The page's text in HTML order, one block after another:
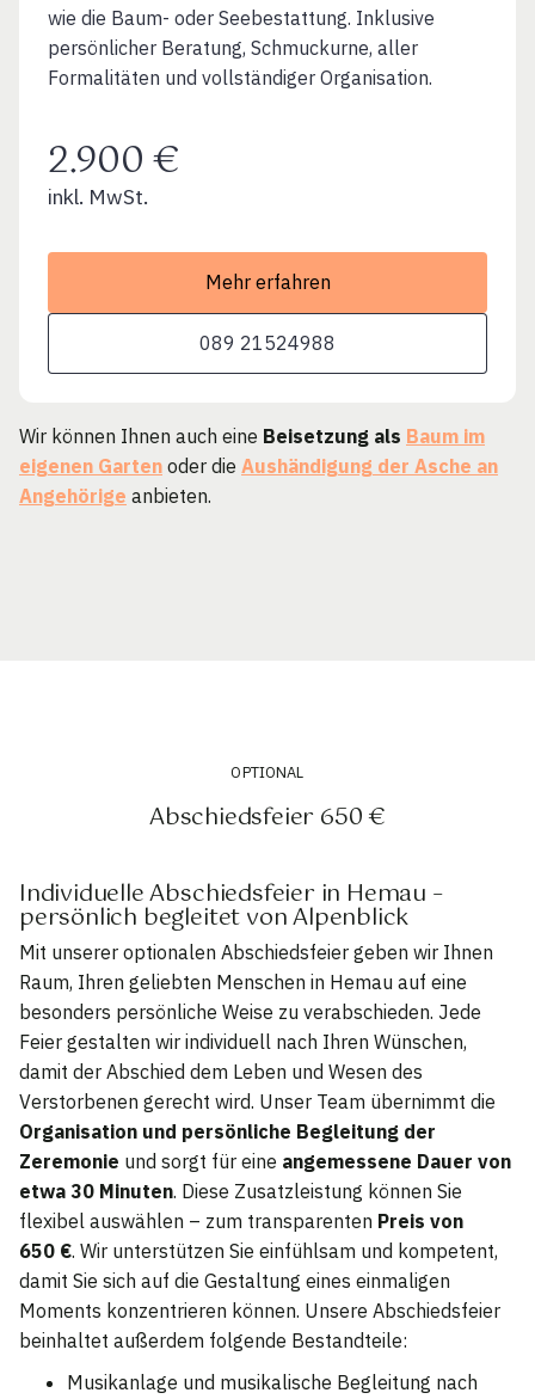
wie die Baum- oder Seebestattung. Inklusive
persönlicher Beratung, Schmuckurne, aller
Formalitäten und vollständiger Organisation.
2.900 €
inkl. MwSt.
Mehr erfahren
089 21524988
Wir können Ihnen auch eine Beisetzung als Baum im
eigenen Garten oder die Aushändigung der Asche an
Angehörige anbieten.
OPTIONAL
Abschiedsfeier 650 €
Individuelle Abschiedsfeier in Hemau –
persönlich begleitet von Alpenblick
Mit unserer optionalen Abschiedsfeier geben wir Ihnen
Raum, Ihren geliebten Menschen in Hemau auf eine
besonders persönliche Weise zu verabschieden. Jede
Feier gestalten wir individuell nach Ihren Wünschen,
damit der Abschied dem Leben und Wesen des
Verstorbenen gerecht wird. Unser Team übernimmt die
Organisation und persönliche Begleitung der
Zeremonie und sorgt für eine angemessene Dauer von
etwa 30 Minuten. Diese Zusatzleistung können Sie
flexibel auswählen – zum transparenten Preis von
650 €. Wir unterstützen Sie einfühlsam und kompetent,
damit Sie sich auf die Gestaltung eines einmaligen
Moments konzentrieren können. Unsere Abschiedsfeier
beinhaltet außerdem folgende Bestandteile:
Musikanlage und musikalische Begleitung nach